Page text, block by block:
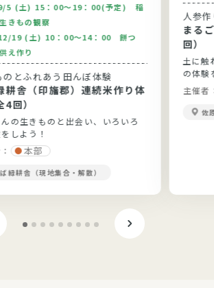
5 (土) 15：00～19：00(予定) 稲
きもの観察
19 (土) 10：00～14：00 餅つ
え作り
のとふれあう田んぼ体験
耕舎（印旛郡）連続米作り体
4回）
の生きものと出会い、いろいろ
しよう！
本部
緑耕舎（現地集合・解散）
人参
まる
回）
土に触
の体験
主催者
佐